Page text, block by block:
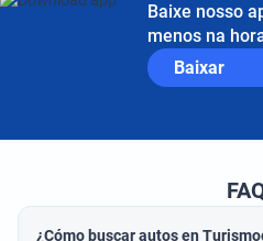
Baixe nosso
menos na
Baixar
¿Cómo buscar autos en